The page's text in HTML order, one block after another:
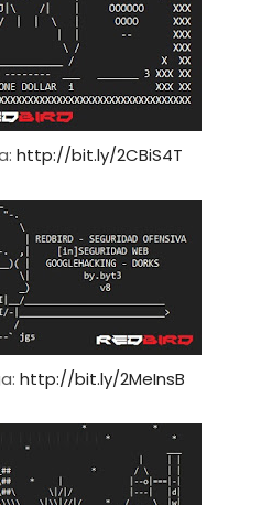
http://bit.ly/2CBiS4T
http://bit.ly/2MeInsB